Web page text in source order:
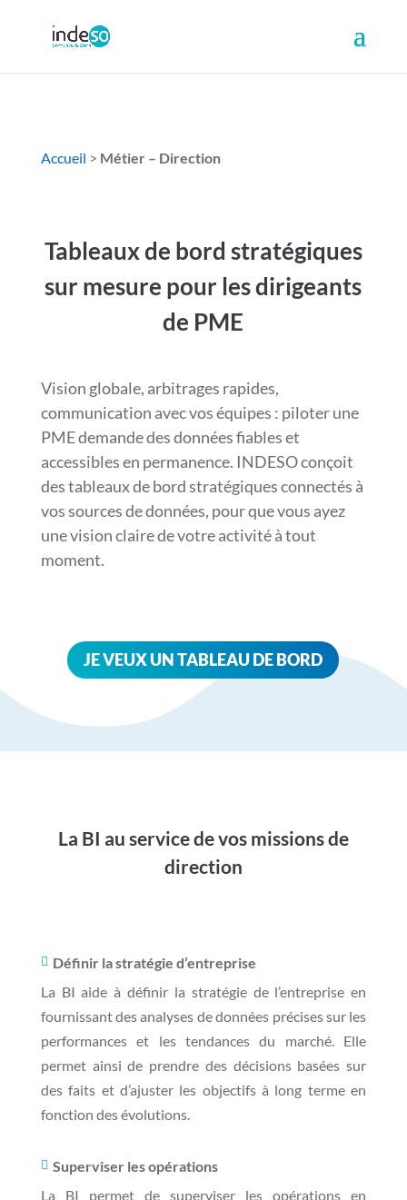
Accueil > Métier – Direction
Tableaux de bord stratégiques
sur mesure pour les dirigeants
de PME
Vision globale, arbitrages rapides,
communication avec vos équipes : piloter une
PME demande des données fiables et
accessibles en permanence. INDESO conçoit
des tableaux de bord stratégiques connectés à
vos sources de données, pour que vous ayez
une vision claire de votre activité à tout
moment.
JE VEUX UN TABLEAU DE BORD
La BI au service de vos missions de
direction
 Définir la stratégie d’entreprise
La BI aide à définir la stratégie de l’entreprise en
fournissant des analyses de données précises sur les
performances et les tendances du marché. Elle
permet ainsi de prendre des décisions basées sur
des faits et d’ajuster les objectifs à long terme en
fonction des évolutions.
 Superviser les opérations
La BI permet de superviser les opérations en